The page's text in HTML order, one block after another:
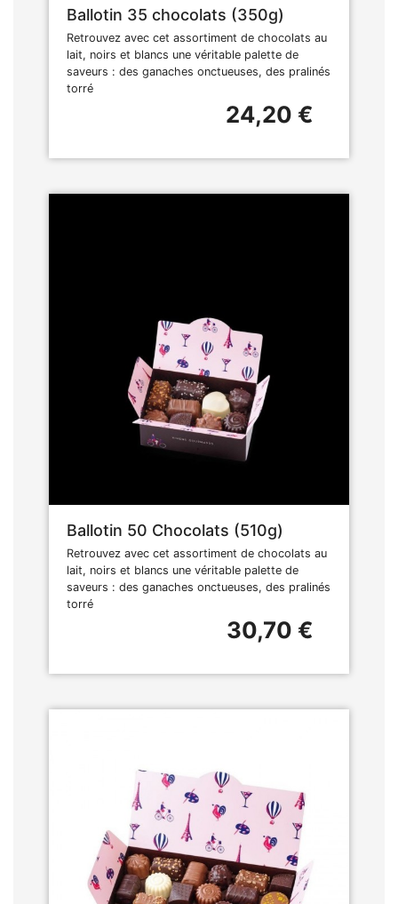
Ballotin 35 chocolats (350g)
Retrouvez avec cet assortiment de chocolats au
lait, noirs et blancs une véritable palette de
saveurs : des ganaches onctueuses, des pralinés
torré
24,20 €
Ballotin 50 Chocolats (510g)
Retrouvez avec cet assortiment de chocolats au
lait, noirs et blancs une véritable palette de
saveurs : des ganaches onctueuses, des pralinés
torré
30,70 €